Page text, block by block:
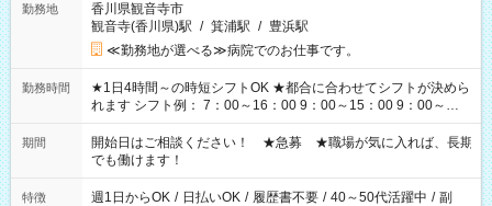
勤務地
香川県観音寺市
観音寺(香川県)駅 / 箕浦駅 / 豊浜駅
≪勤務地が選べる≫病院でのお仕事です。
勤務時間
★1日4時間～の時短シフトOK ★都合に合わせてシフトが決めら
れます シフト例： 7：00～16：00 9：00～15：00 9：00～
18：00 11：00～20：00 など ※Wワークの場合、他のお仕事と
合わせ週40時間超の就業はご案内できません ※法令に基づき、
週20時間以上勤務は社会保険への加入対象となります ※労働者
派遣法（日雇い派遣の原則禁止）により、短時間・短期間の就
業はご案内が難しい場合があります
期間
開始日はご相談ください！ ★急募 ★職場が気に入れば、長期
でも働けます！
特徴 週1日からOK / 日払いOK / 履歴書不要 / 40～50代活躍中 / 副